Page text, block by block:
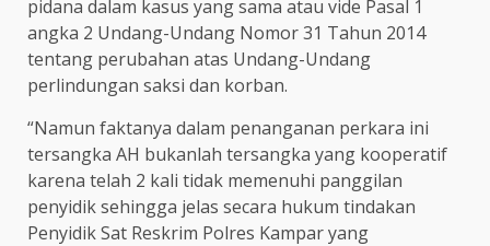
pidana dalam kasus yang sama atau vide Pasal 1
angka 2 Undang-Undang Nomor 31 Tahun 2014
tentang perubahan atas Undang-Undang
perlindungan saksi dan korban.
“Namun faktanya dalam penanganan perkara ini
tersangka AH bukanlah tersangka yang kooperatif
karena telah 2 kali tidak memenuhi panggilan
penyidik sehingga jelas secara hukum tindakan
Penyidik Sat Reskrim Polres Kampar yang